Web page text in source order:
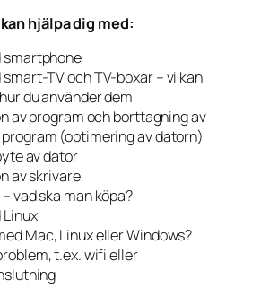
hjälpa dig med:
smartphone
smart-TV och TV-boxar – vi kan
du använder dem
av program och borttagning av
(optimering av datorn)
av dator
av skrivare
vad ska man köpa?
Linux
Mac, Linux eller Windows?
t.ex. wifi eller